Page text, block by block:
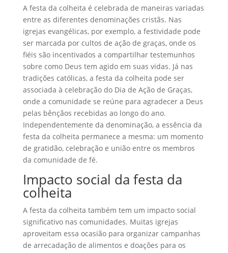
A festa da colheita é celebrada de maneiras variadas
entre as diferentes denominações cristãs. Nas
igrejas evangélicas, por exemplo, a festividade pode
ser marcada por cultos de ação de graças, onde os
fiéis são incentivados a compartilhar testemunhos
sobre como Deus tem agido em suas vidas. Já nas
tradições católicas, a festa da colheita pode ser
associada à celebração do Dia de Ação de Graças,
onde a comunidade se reúne para agradecer a Deus
pelas bênçãos recebidas ao longo do ano.
Independentemente da denominação, a essência da
festa da colheita permanece a mesma: um momento
de gratidão, celebração e união entre os membros
da comunidade de fé.
Impacto social da festa da
colheita
A festa da colheita também tem um impacto social
significativo nas comunidades. Muitas igrejas
aproveitam essa ocasião para organizar campanhas
de arrecadação de alimentos e doações para os